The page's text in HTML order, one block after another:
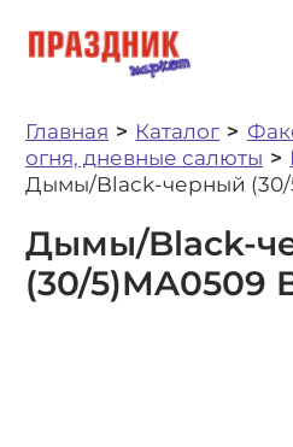
Главная Каталог
огня, дневные салюты
Дымы/Black-черный (30/
Дымы/Black-
(30/5)MA0509